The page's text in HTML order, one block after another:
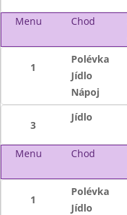
Menu Chod
1
Polévka
Jídlo
Nápoj
3
Jídlo
Menu Chod
1
Polévka
Jídlo